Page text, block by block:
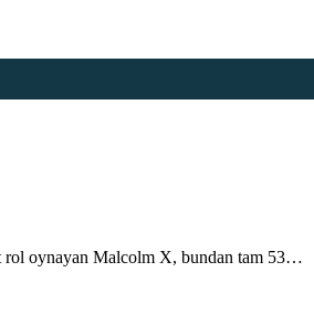
rol oynayan Malcolm X, bundan tam 53…